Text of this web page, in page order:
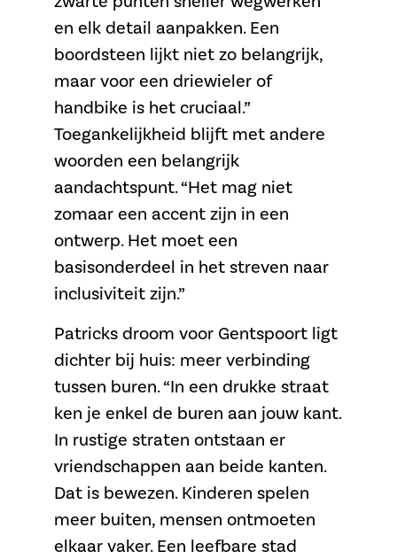
en elk detail aanpakken. Een
boordsteen lijkt niet zo belangrijk,
maar voor een driewieler of
handbike is het cruciaal.”
Toegankelijkheid blijft met andere
woorden een belangrijk
aandachtspunt. “Het mag niet
zomaar een accent zijn in een
ontwerp. Het moet een
basisonderdeel in het streven naar
inclusiviteit zijn.”
Patricks droom voor Gentspoort ligt
dichter bij huis: meer verbinding
tussen buren. “In een drukke straat
ken je enkel de buren aan jouw kant.
In rustige straten ontstaan er
vriendschappen aan beide kanten.
Dat is bewezen. Kinderen spelen
meer buiten, mensen ontmoeten
elkaar vaker. Een leefbare stad